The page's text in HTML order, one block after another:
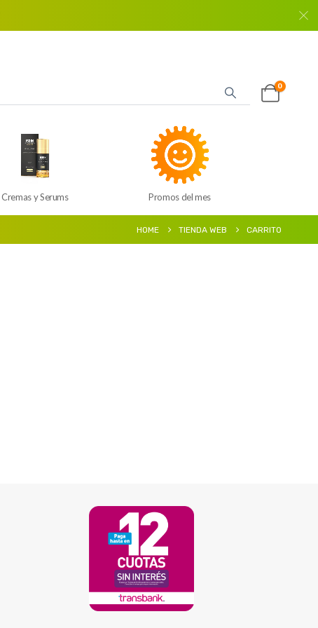
0
Cremas y Serums Promos del mes
HOME TIENDA WEB CARRITO